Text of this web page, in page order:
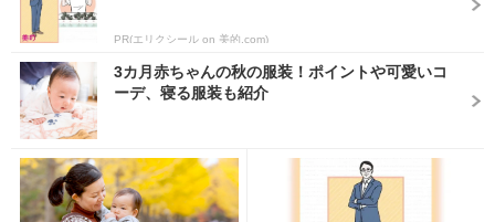
PR(エリクシール on 美的.com)
3カ月赤ちゃんの秋の服装！ポイントや可愛いコ
ーデ、寝る服装も紹介